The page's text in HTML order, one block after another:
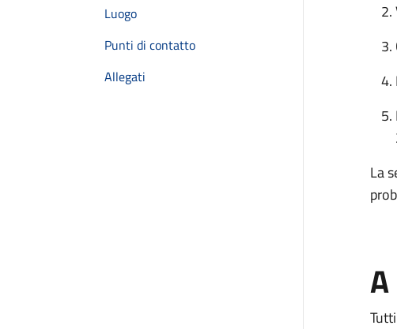
Luogo
Punti di contatto
Allegati
La
Tutti